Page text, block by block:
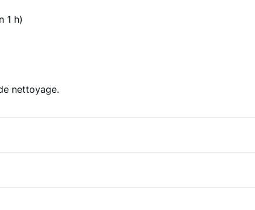
1 h)
nettoyage.